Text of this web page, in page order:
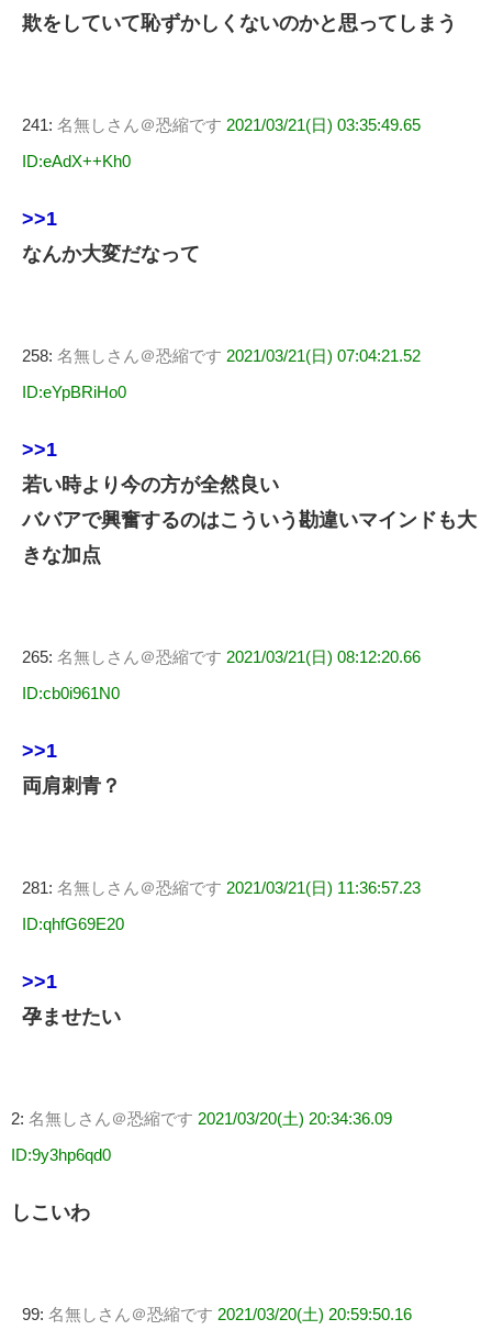
欺をしていて恥ずかしくないのかと思ってしまう
241: 名無しさん＠恐縮です 2021/03/21(日) 03:35:49.65
ID:eAdX++Kh0
>>1
なんか大変だなって
258: 名無しさん＠恐縮です 2021/03/21(日) 07:04:21.52
ID:eYpBRiHo0
>>1
若い時より今の方が全然良い
ババアで興奮するのはこういう勘違いマインドも大
きな加点
265: 名無しさん＠恐縮です 2021/03/21(日) 08:12:20.66
ID:cb0i961N0
>>1
両肩刺青？
281: 名無しさん＠恐縮です 2021/03/21(日) 11:36:57.23
ID:qhfG69E20
>>1
孕ませたい
2: 名無しさん＠恐縮です 2021/03/20(土) 20:34:36.09
ID:9y3hp6qd0
しこいわ
99: 名無しさん＠恐縮です 2021/03/20(土) 20:59:50.16